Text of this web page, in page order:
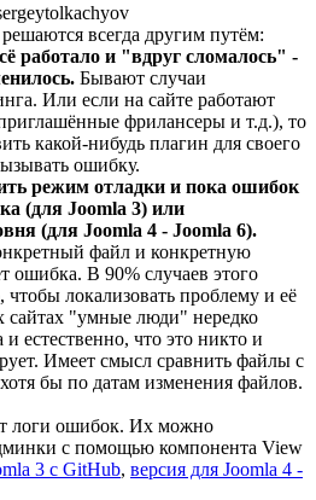
всегда другим путём:
работало и "вдруг сломалось" -
Бывают случаи
Или если на сайте работают
фрилансеры и т.д.), то
какой-нибудь плагин для своего
ошибку.
режим отладки и пока ошибок
(для Joomlа 3) или
(для Joomla 4 - Joomla 6).
файл и конкретную
ошибка. В 90% случаев этого
чтобы локализовать проблему и её
сайтах "умные люди" нередко
естественно, что это никто и
Имеет смысл сравнить файлы с
бы по датам изменения файлов.
логи ошибок. Их можно
с помощью компонента View
3 с GitHub, версия для Joomla 4 -